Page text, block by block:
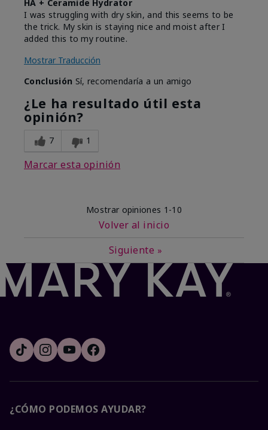
HA + Ceramide Hydrator
I was struggling with dry skin, and this seems to be
the trick. My skin is staying nice and moist after I
added this to my routine.
Mostrar Traducción
Conclusión Sí, recomendaría a un amigo
¿Le ha resultado útil esta
opinión?
7 1
Marcar esta opinión
Mostrar opiniones 1-10
Volver al inicio
Siguiente »
¿CÓMO PODEMOS AYUDAR?